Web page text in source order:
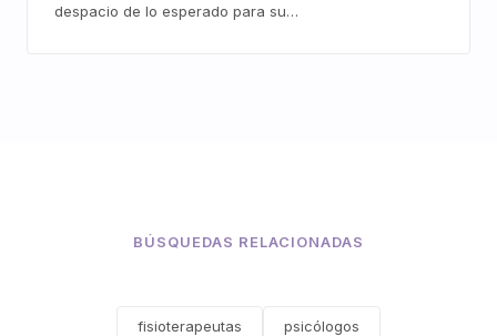
despacio de lo esperado para su…
BÚSQUEDAS RELACIONADAS
fisioterapeutas psicólogos